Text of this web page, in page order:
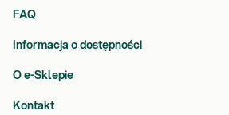
FAQ
Informacja o dostępności
O e-Sklepie
Kontakt